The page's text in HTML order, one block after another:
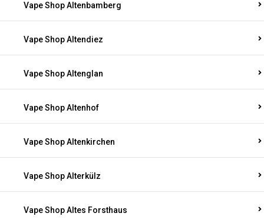
Vape Shop Altenbamberg
Vape Shop Altendiez
Vape Shop Altenglan
Vape Shop Altenhof
Vape Shop Altenkirchen
Vape Shop Alterkülz
Vape Shop Altes Forsthaus